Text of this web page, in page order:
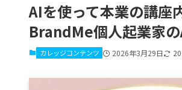
AIを使って本業の講座
BrandMe個人起業家
カレッジコンテンツ 2026年3月29日